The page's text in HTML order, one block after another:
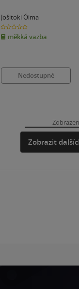
Jošitoki Óima
0.0
z
5
hvězdiček
měkká vazba
Nedostupné
Zobrazit